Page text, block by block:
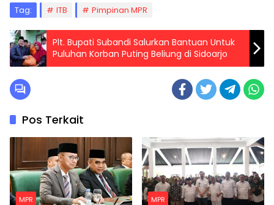
Tag: ITB Pimpinan MPR
Plt. Bupati Subandi Salurkan Bantuan Untuk
Puluhan Korban Puting Beliung di Sidoarjo
Pos Terkait
MPR MPR